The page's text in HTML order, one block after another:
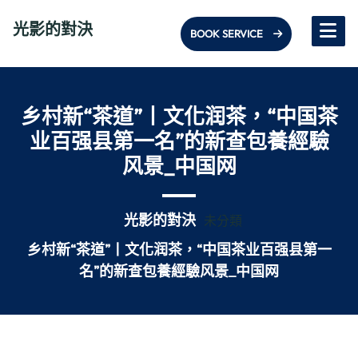
光影的對決 BOOK SERVICE
乡村新“茶道”丨文化润茶，“中国茶
业百强县第一名”的新查包養經驗
风景_中国网
光影的對決 未分類
乡村新“茶道”丨文化润茶，“中国茶业百强县第一
名”的新查包養經驗风景_中国网